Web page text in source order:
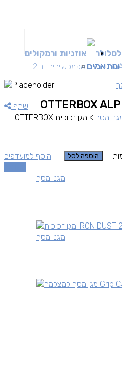
אוזניות ורמקולים
מכשירים זאפמכשירים יד 2
שתף
מסך >
מגן זכוכית OTTERBOX
הוספה לסל
הוסף למועדפים
מגני מסך
מגני מסך